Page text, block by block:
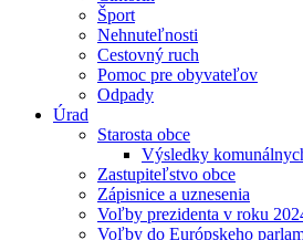
Šport
Nehnuteľnosti
Cestovný ruch
Pomoc pre obyvateľov
Odpady
Úrad
Starosta obce
Výsledky
Zastupiteľstvo obce
Zápisnice a uznesenia
Voľby prezidenta v roku
Voľby do Európskeho